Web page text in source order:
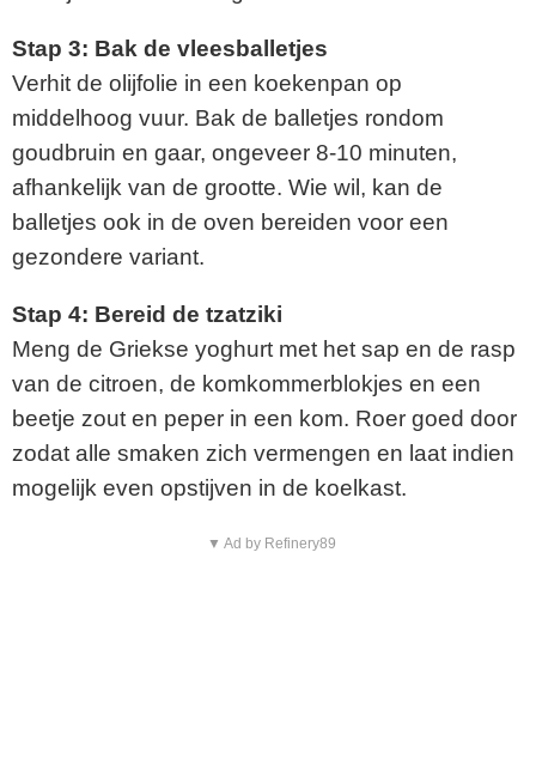
Stap 3: Bak de vleesballetjes
Verhit de olijfolie in een koekenpan op
middelhoog vuur. Bak de balletjes rondom
goudbruin en gaar, ongeveer 8-10 minuten,
afhankelijk van de grootte. Wie wil, kan de
balletjes ook in de oven bereiden voor een
gezondere variant.
Stap 4: Bereid de tzatziki
Meng de Griekse yoghurt met het sap en de rasp
van de citroen, de komkommerblokjes en een
beetje zout en peper in een kom. Roer goed door
zodat alle smaken zich vermengen en laat indien
mogelijk even opstijven in de koelkast.
▼ Ad by Refinery89